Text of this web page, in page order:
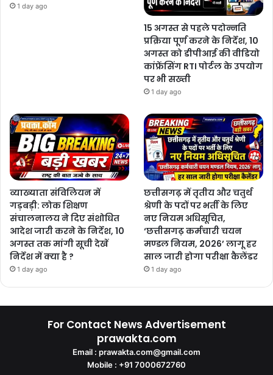
1 day ago
15 अगस्त से पहले पदोन्नति
प्रक्रिया पूर्ण करने के निर्देश, 10
अगस्त को डीपीआई की वीडियो
कांफ्रेंसिंग RTI पोर्टल के उपयोग
पर भी सख्ती
1 day ago
​
व्याख्याता संविलियन में
गड़बड़ी: लोक शिक्षण
संचालनालय ने दिए संशोधित
आदेश जारी करने के निर्देश, 10
अगस्त तक मांगी सूची देखें
निर्देश में क्या है ?
1 day ago
छत्तीसगढ़ में तृतीय और चतुर्थ
श्रेणी के पदों पर भर्ती के लिए
नए नियम अधिसूचित,
‘छत्तीसगढ़ कर्मचारी चयन
मण्डल नियम, 2026’ लागू हर
साल जारी होगा परीक्षा कैलेंडर
1 day ago
For Contact News Advertisement
prawakta.com
Email : prawakta.com@gmail.com
Mobile : +91 7000672760